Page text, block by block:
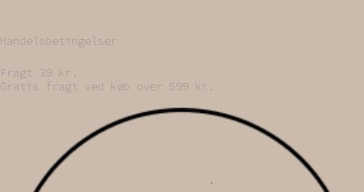
Handelsbetingelser
Fragt 39 kr.
Gratis fragt ved køb over 599 kr.